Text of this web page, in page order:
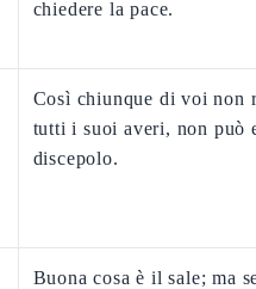
chiedere la pace.
Così chiunque di voi non
tutti i suoi averi, non può
discepolo.
Buona cosa è il sale; ma